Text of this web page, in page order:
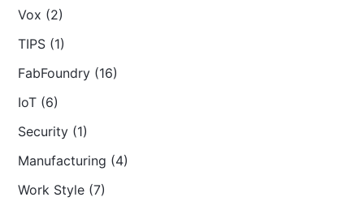
Vox (2)
TIPS (1)
FabFoundry (16)
IoT (6)
Security (1)
Manufacturing (4)
Work Style (7)